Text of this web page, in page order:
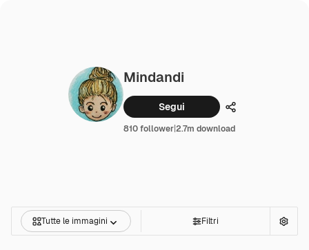
Mindandi
Segui Condividi
810 follower|2.7m download
Tutte le immagini Filtri